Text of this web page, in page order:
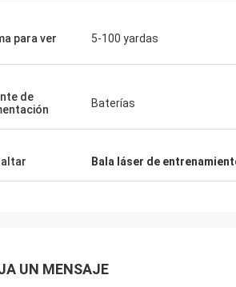
para ver 5-100 yardas
de
Baterías
Bala láser de
UN MENSAJE